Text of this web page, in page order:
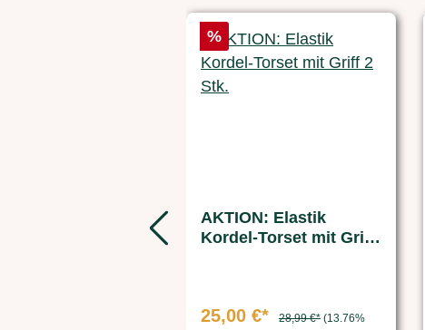
Rabatt
%
AKTION: Elastik
Kordel-Torset mit Griff
25,00 €* 28,99 €* (13.76%